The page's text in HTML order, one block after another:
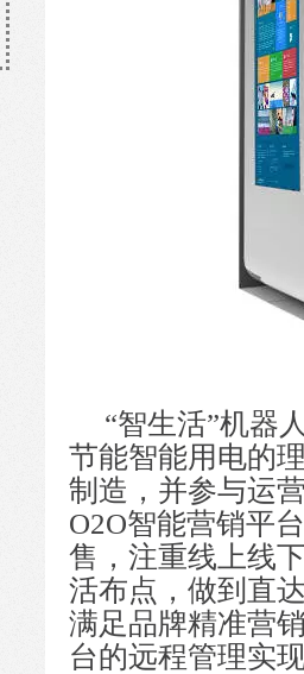
“智生活”机器
节能智能用电的
制造，并参与运
O2O智能营销平
售，注重线上线
活布点，做到直
满足品牌精准营
台的远程管理实